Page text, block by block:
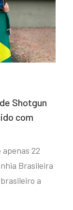
Shotgun
com
22
Brasileira
a